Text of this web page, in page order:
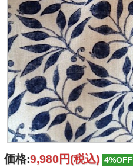
価格:9,980円(税込) 4%OFF